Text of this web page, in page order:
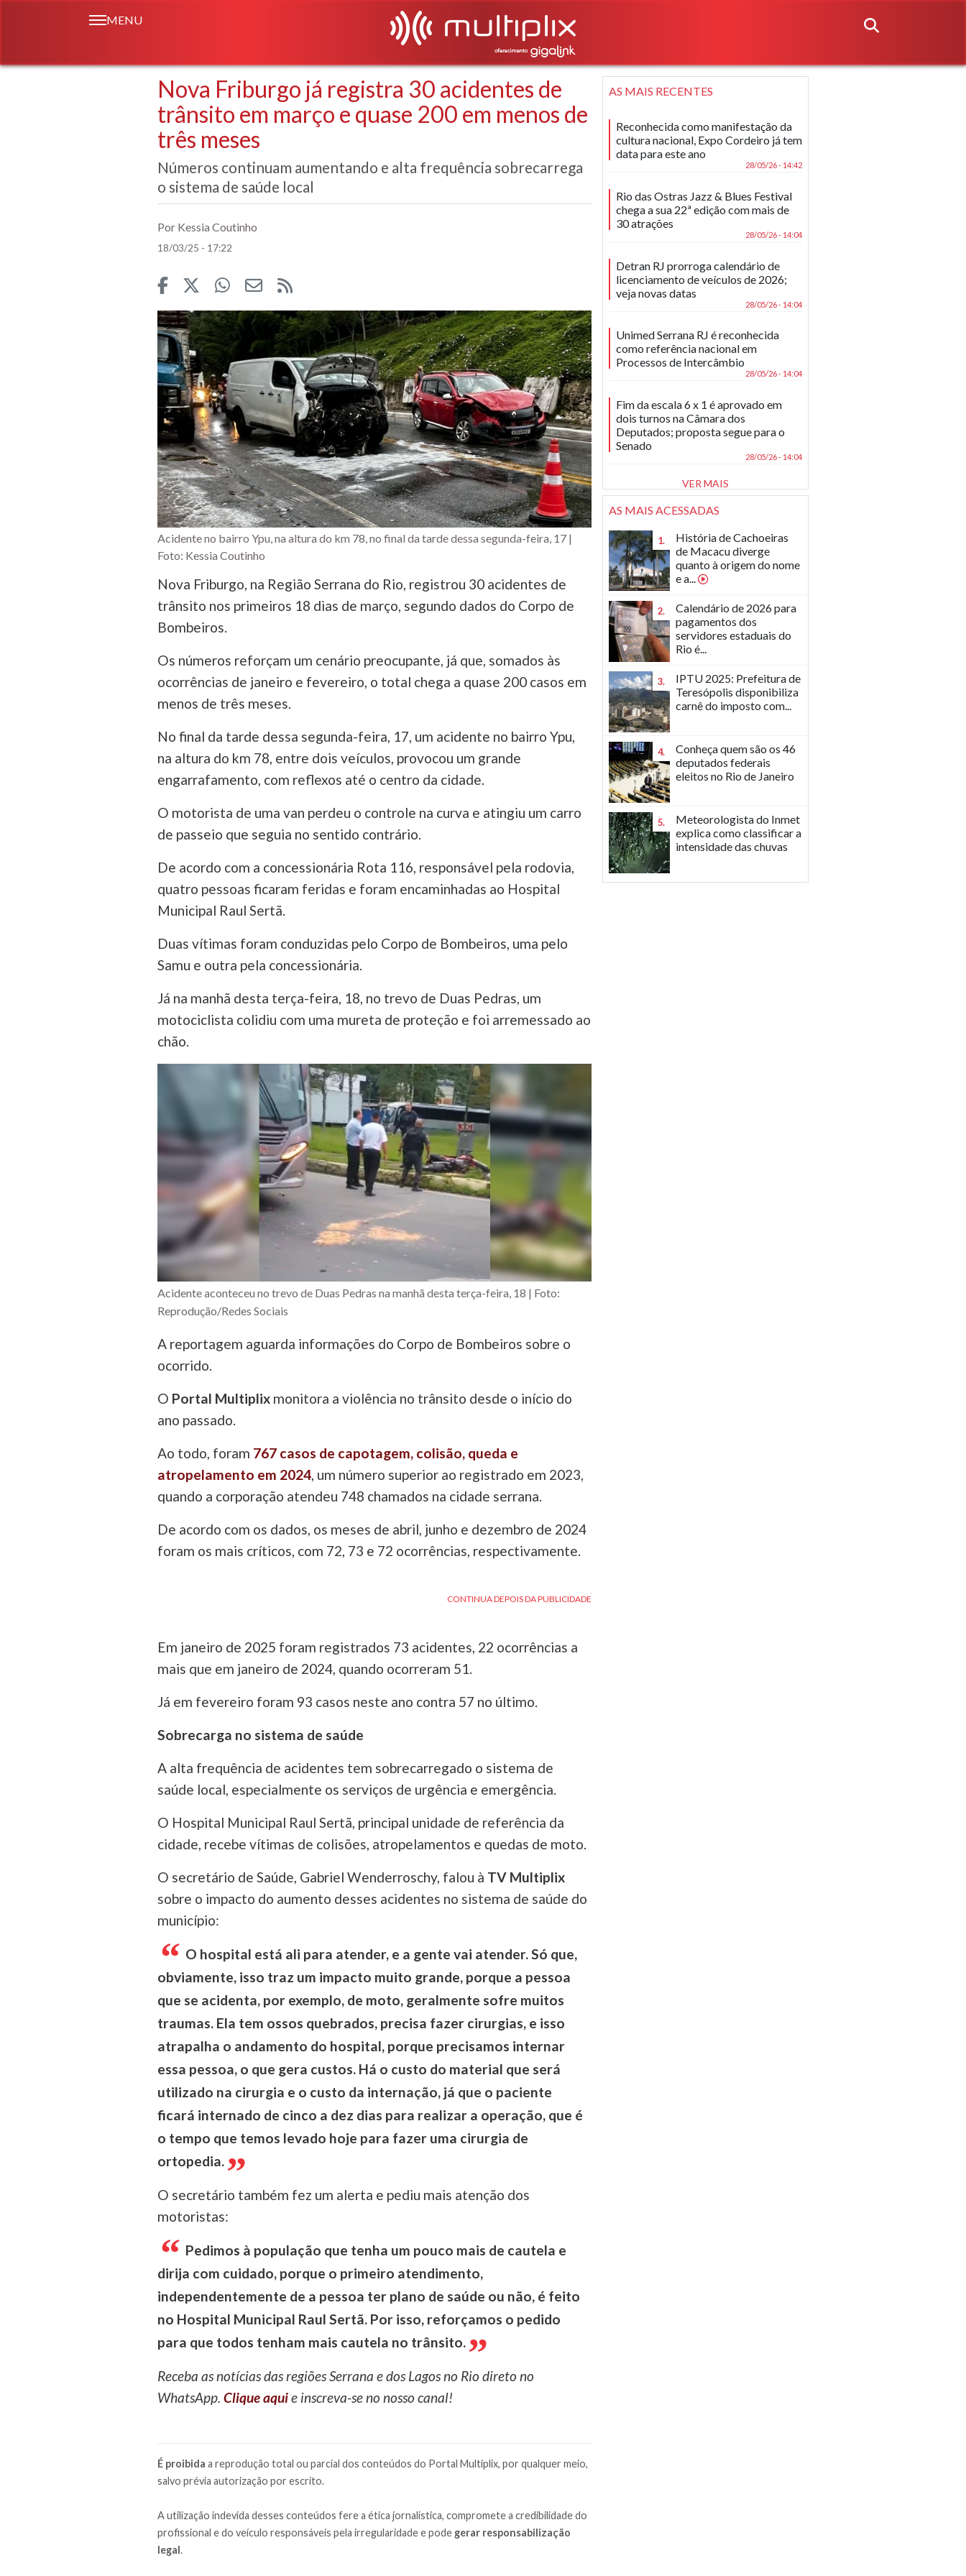
MENU
Nova Friburgo já registra 30 acidentes de
trânsito em março e quase 200 em menos de
três meses
Números continuam aumentando e alta frequência sobrecarrega
o sistema de saúde local
Por Kessia Coutinho
18/03/25 - 17:22
Acidente no bairro Ypu, na altura do km 78, no final da tarde dessa segunda-feira, 17 |
Foto: Kessia Coutinho
Nova Friburgo, na Região Serrana do Rio, registrou 30 acidentes de
trânsito nos primeiros 18 dias de março, segundo dados do Corpo de
Bombeiros.
Os números reforçam um cenário preocupante, já que, somados às
ocorrências de janeiro e fevereiro, o total chega a quase 200 casos em
menos de três meses.
No final da tarde dessa segunda-feira, 17, um acidente no bairro Ypu,
na altura do km 78, entre dois veículos, provocou um grande
engarrafamento, com reflexos até o centro da cidade.
O motorista de uma van perdeu o controle na curva e atingiu um carro
de passeio que seguia no sentido contrário.
De acordo com a concessionária Rota 116, responsável pela rodovia,
quatro pessoas ficaram feridas e foram encaminhadas ao Hospital
Municipal Raul Sertã.
Duas vítimas foram conduzidas pelo Corpo de Bombeiros, uma pelo
Samu e outra pela concessionária.
Já na manhã desta terça-feira, 18, no trevo de Duas Pedras, um
motociclista colidiu com uma mureta de proteção e foi arremessado ao
chão.
Acidente aconteceu no trevo de Duas Pedras na manhã desta terça-feira, 18 | Foto:
Reprodução/Redes Sociais
A reportagem aguarda informações do Corpo de Bombeiros sobre o
ocorrido.
O Portal Multiplixmonitora a violência no trânsito desde o início do
ano passado.
Ao todo, foram 767 casos de capotagem, colisão, queda e
atropelamento em 2024, um número superior ao registrado em 2023,
quando a corporação atendeu 748 chamados na cidade serrana.
De acordo com os dados, os meses de abril, junho e dezembro de 2024
foram os mais críticos, com 72, 73 e 72 ocorrências, respectivamente.
Em janeiro de 2025 foram registrados 73 acidentes, 22 ocorrências a
mais que em janeiro de 2024, quando ocorreram 51.
Já em fevereiro foram 93 casos neste ano contra 57 no último.
Sobrecarga no sistema de saúde
A alta frequência de acidentes tem sobrecarregado o sistema de
saúde local, especialmente os serviços de urgência e emergência.
O Hospital Municipal Raul Sertã, principal unidade de referência da
cidade, recebe vítimas de colisões, atropelamentos e quedas de moto.
O secretário de Saúde, Gabriel Wenderroschy, falou à TV Multiplix
sobre o impacto do aumento desses acidentes no sistema de saúde do
município:
O hospital está ali para atender, e a gente vai atender. Só que,
obviamente, isso traz um impacto muito grande, porque a pessoa
que se acidenta, por exemplo, de moto, geralmente sofre muitos
traumas. Ela tem ossos quebrados, precisa fazer cirurgias, e isso
atrapalha o andamento do hospital, porque precisamos internar
essa pessoa, o que gera custos. Há o custo do material que será
utilizado na cirurgia e o custo da internação, já que o paciente
ficará internado de cinco a dez dias para realizar a operação, que é
o tempo que temos levado hoje para fazer uma cirurgia de
ortopedia.
O secretário também fez um alerta e pediu mais atenção dos
motoristas:
Pedimos à população que tenha um pouco mais de cautela e
dirija com cuidado, porque o primeiro atendimento,
independentemente de a pessoa ter plano de saúde ou não, é feito
no Hospital Municipal Raul Sertã. Por isso, reforçamos o pedido
para que todos tenham mais cautela no trânsito.
Receba as notícias das regiões Serrana e dos Lagos no Rio direto no
WhatsApp. Clique aquie inscreva-se no nosso canal!
É proibida a reprodução total ou parcial dos conteúdos do Portal Multiplix, por qualquer meio,
salvo prévia autorização por escrito.
A utilização indevida desses conteúdos fere a ética jornalística, compromete a credibilidade do
profissional e do veículo responsáveis pela irregularidade e pode gerar responsabilização
legal.
AS MAIS RECENTES
Reconhecida como manifestação da
cultura nacional, Expo Cordeiro já tem
data para este ano
28/05/26 - 14:42
Rio das Ostras Jazz & Blues Festival
chega a sua 22ª edição com mais de
30 atrações
28/05/26 - 14:04
Detran RJ prorroga calendário de
licenciamento de veículos de 2026;
veja novas datas
28/05/26 - 14:04
Unimed Serrana RJ é reconhecida
como referência nacional em
Processos de Intercâmbio
28/05/26 - 14:04
Fim da escala 6 x 1 é aprovado em
dois turnos na Câmara dos
Deputados; proposta segue para o
Senado
28/05/26 - 14:04
VER MAIS
AS MAIS ACESSADAS
1.
História de Cachoeiras
de Macacu diverge
quanto à origem do nome
e a...
2.
Calendário de 2026 para
pagamentos dos
servidores estaduais do
Rio é...
3.
IPTU 2025: Prefeitura de
Teresópolis disponibiliza
carnê do imposto com...
4.
Conheça quem são os 46
deputados federais
eleitos no Rio de Janeiro
5.
Meteorologista do Inmet
explica como classificar a
intensidade das chuvas